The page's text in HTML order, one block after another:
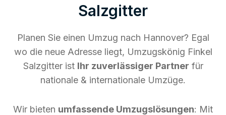
Salzgitter
Planen Sie einen Umzug nach Hannover? Egal
wo die neue Adresse liegt, Umzugskönig Finkel
Salzgitter ist Ihr zuverlässiger Partner für
nationale & internationale Umzüge.
Wir bieten umfassende Umzugslösungen: Mit